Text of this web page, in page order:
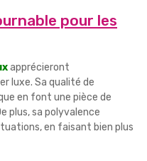
pour les
apprécieront
luxe. Sa qualité de
en font une pièce de
plus, sa polyvalence
en faisant bien plus